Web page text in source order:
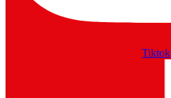
Tiktok